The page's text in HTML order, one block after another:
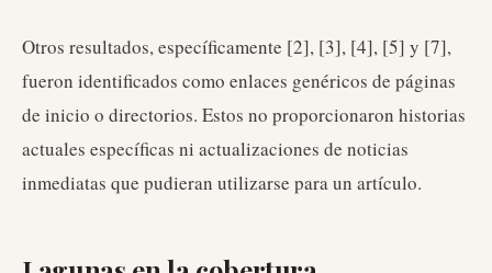
Otros resultados, específicamente [2], [3], [4], [5] y [7],
fueron identificados como enlaces genéricos de páginas
de inicio o directorios. Estos no proporcionaron historias
actuales específicas ni actualizaciones de noticias
inmediatas que pudieran utilizarse para un artículo.